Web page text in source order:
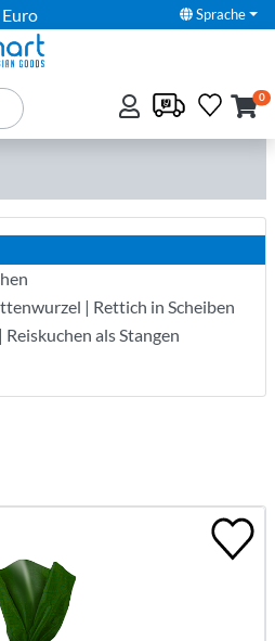
Sprache
0
| Rettich in Scheiben
als Stangen